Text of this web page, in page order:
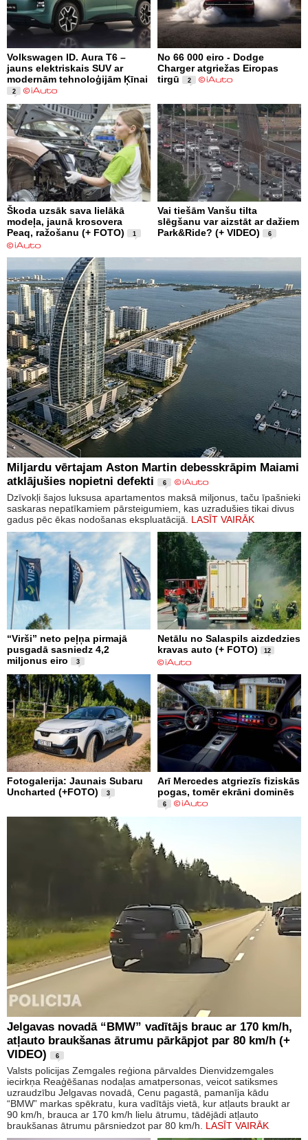
Volkswagen ID. Aura T6 –
jauns elektriskais SUV ar
modernām tehnoloģijām Ķīnai
2
No 66 000 eiro - Dodge
Charger atgriežas Eiropas
tirgū
2
Škoda uzsāk sava lielākā
modeļa, jaunā krosovera
Peaq, ražošanu (+ FOTO)
1
Vai tiešām Vanšu tilta
slēgšanu var aizstāt ar dažiem
Park&Ride? (+ VIDEO)
6
Miljardu vērtajam Aston Martin debesskrāpim Maiami
atklājušies nopietni defekti
6
Dzīvokļi šajos luksusa apartamentos maksā miljonus, taču īpašnieki
saskaras nepatīkamiem pārsteigumiem, kas uzradušies tikai divus
gadus pēc ēkas nodošanas ekspluatācijā. LASĪT VAIRĀK
“Virši” neto peļņa pirmajā
pusgadā sasniedz 4,2
miljonus eiro
3
Netālu no Salaspils aizdedzies
kravas auto (+ FOTO)
12
Fotogalerija: Jaunais Subaru
Uncharted (+FOTO)
3
Arī Mercedes atgriezīs fiziskās
pogas, tomēr ekrāni dominēs
6
Jelgavas novadā “BMW” vadītājs brauc ar 170 km/h,
atļauto braukšanas ātrumu pārkāpjot par 80 km/h (+
VIDEO)
6
Valsts policijas Zemgales reģiona pārvaldes Dienvidzemgales
iecirkņa Reaģēšanas nodaļas amatpersonas, veicot satiksmes
uzraudzību Jelgavas novadā, Cenu pagastā, pamanīja kādu
“BMW” markas spēkratu, kura vadītājs vietā, kur atļauts braukt ar
90 km/h, brauca ar 170 km/h lielu ātrumu, tādējādi atļauto
braukšanas ātrumu pārsniedzot par 80 km/h. LASĪT VAIRĀK